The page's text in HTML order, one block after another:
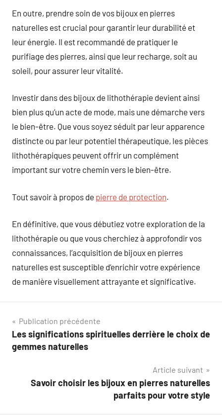
En outre, prendre soin de vos bijoux en pierres
naturelles est crucial pour garantir leur durabilité et
leur énergie. Il est recommandé de pratiquer le
purifiage des pierres, ainsi que leur recharge, soit au
soleil, pour assurer leur vitalité.
Investir dans des bijoux de lithothérapie devient ainsi
bien plus qu’un acte de mode, mais une démarche vers
le bien-être. Que vous soyez séduit par leur apparence
distincte ou par leur potentiel thérapeutique, les pièces
lithothérapiques peuvent offrir un complément
important sur votre chemin vers le bien-être.
Tout savoir à propos de pierre de protection.
En définitive, que vous débutiez votre exploration de la
lithothérapie ou que vous cherchiez à approfondir vos
connaissances, l’acquisition de bijoux en pierres
naturelles est susceptible d’enrichir votre expérience
de manière visuellement attrayante et significative.
Navigation
de
Publication précédente
Les significations spirituelles derrière le choix de
gemmes naturelles
Article suivant
Savoir choisir les bijoux en pierres naturelles
parfaits pour votre style